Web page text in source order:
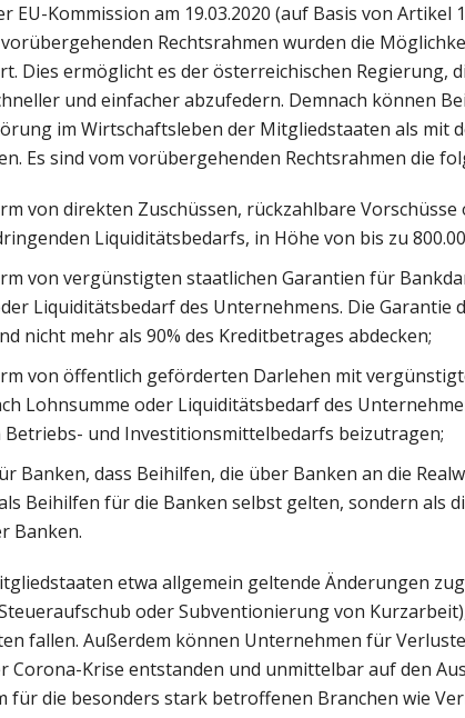
EU-Kommission am 19.03.2020 (auf Basis von Artikel
Rechtsrahmen wurden die
Dies ermöglicht es der österreichischen Regierung,
und einfacher abzufedern. Demnach können
im Wirtschaftsleben der Mitgliedstaaten als mit
Es sind vom vorübergehenden Rechtsrahmen die
von direkten Zuschüssen, rückzahlbare
Liquiditätsbedarfs, in Höhe von bis zu
von vergünstigten staatlichen Garantien für
Liquiditätsbedarf des Unternehmens. Die Garantie
nicht mehr als 90% des Kreditbetrages abdecken;
von öffentlich geförderten Darlehen mit
Lohnsumme oder Liquiditätsbedarf des
und Investitionsmittelbedarfs beizutragen;
Banken, dass Beihilfen, die über Banken an die
Beihilfen für die Banken selbst gelten, sondern als
Banken.
etwa allgemein geltende Änderungen
oder Subventionierung von
fallen. Außerdem können Unternehmen für
Corona-Krise entstanden und unmittelbar auf den
für die besonders stark betroffenen Branchen wie